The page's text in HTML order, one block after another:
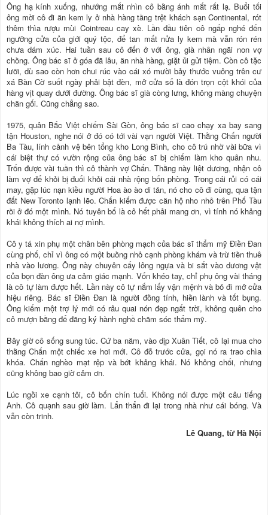
Ông hạ kính xuống, nhướng mắt nhìn cô bằng ánh mắt rất lạ. Buổi tối
ông mời cô đi ăn kem ly ở nhà hàng tầng trệt khách sạn Continental, rót
thêm thìa rượu mùi Cointreau cay xè. Lần đầu tiên cô ngấp nghé đến
ngưỡng cửa của giới quý tộc, để tan mất nửa ly kem mà vẫn rón rén
chưa dám xúc. Hai tuần sau cô đến ở với ông, già nhân ngãi non vợ
chồng. Ông bác sĩ ở góa đã lâu, ăn nhà hàng, giặt ủi gửi tiệm. Còn cô tặc
lưỡi, dù sao còn hơn chui rúc vào cái xó mười bảy thước vuông trên cư
xá Bàn Cờ suốt ngày phải bật đèn, mở cửa sổ là đón trọn cột khói của
hàng vịt quay dưới đường. Ông bác sĩ già còng lưng, không màng chuyện
chăn gối. Cũng chẳng sao.
1975, quân Bắc Việt chiếm Sài Gòn, ông bác sĩ cao chạy xa bay sang
tận Houston, nghe nói ở đó có tới vài vạn người Việt. Thằng Chấn người
Ba Tàu, lính cảnh vệ bên tổng kho Long Bình, cho cô trú nhờ vài bữa vì
cái biệt thự có vườn rộng của ông bác sĩ bị chiếm làm kho quân nhu.
Trốn được vài tuần thì cô thành vợ Chấn. Thằng này liệt dương, nhận cô
làm vợ để khỏi bị đuổi khỏi cái nhà rộng bốn phòng. Trong cái rủi có cái
may, gặp lúc nạn kiều người Hoa ào ào di tản, nó cho cô đi cùng, qua tận
đất New Toronto lạnh lẽo. Chấn kiếm được căn hộ nho nhỏ trên Phố Tàu
rồi ở đó một mình. Nó tuyên bố là cô hết phải mang ơn, vì tính nó khảng
khái không thích ai nợ mình.
Cô y tá xin phụ một chân bên phòng mạch của bác sĩ thẩm mỹ Điền Đan
cùng phố, chỉ vì ông có một buồng nhỏ cạnh phòng khám và trừ tiền thuê
nhà vào lương. Ông này chuyên cấy lông ngựa và bi sắt vào dương vật
của bọn đàn ông ưa cảm giác mạnh. Vốn khéo tay, chỉ phụ ông vài tháng
là cô tự làm được hết. Lần này cô tự nắm lấy vận mệnh và bỏ đi mở cửa
hiệu riêng. Bác sĩ Điền Đan là người đồng tính, hiền lành và tốt bụng.
Ông kiếm một trợ lý mới có râu quai nón đẹp ngất trời, không quên cho
cô mượn bằng để đăng ký hành nghề chăm sóc thẩm mỹ.
Bây giờ cô sống sung túc. Cứ ba năm, vào dịp Xuân Tiết, cô lại mua cho
thằng Chấn một chiếc xe hơi mới. Cô đỗ trước cửa, gọi nó ra trao chìa
khóa. Chấn nghèo mạt rệp và bớt khảng khái. Nó không chối, nhưng
cũng không bao giờ cảm ơn.
Lúc ngồi xe cạnh tôi, cô bốn chín tuổi. Không nói được một câu tiếng
Anh. Cô quạnh sau giờ làm. Lẩn thẩn đi lại trong nhà như cái bóng. Và
vẫn còn trinh.
Lê Quang, từ Hà Nội